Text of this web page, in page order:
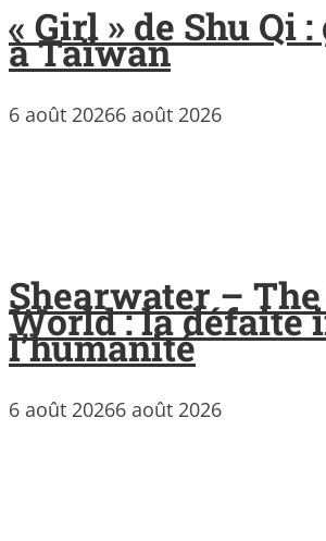
« Girl » de Shu Qi
à Taïwan
6 août 20266 août 2026
Shearwater –
World : la défaite
l’humanité
6 août 20266 août 2026